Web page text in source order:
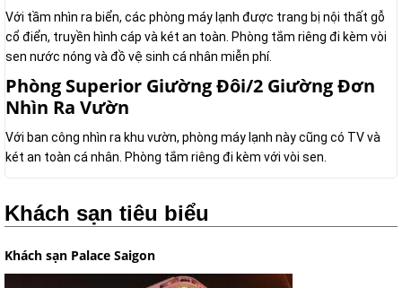
Với tầm nhìn ra biển, các phòng máy lạnh được trang bị nội thất gỗ
cổ điển, truyền hình cáp và két an toàn. Phòng tắm riêng đi kèm vòi
sen nước nóng và đồ vệ sinh cá nhân miễn phí.
Phòng Superior Giường Đôi/2 Giường Đơn
Nhìn Ra Vườn
Với ban công nhìn ra khu vườn, phòng máy lạnh này cũng có TV và
két an toàn cá nhân. Phòng tắm riêng đi kèm với vòi sen.
Khách sạn tiêu biểu
Khách sạn Palace Saigon